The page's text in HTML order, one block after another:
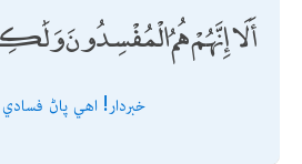
أَلَا إِنَّهُمْ هُمُ الْمُفْسِدُونَ
خبردار! اھي پاڻ